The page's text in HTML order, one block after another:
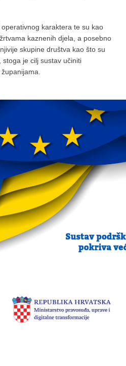
karaktera te su kao
kaznenih djela, a posebno
skupine društva kao što su
je cilj sustav učiniti